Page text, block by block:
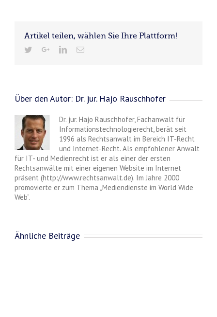
Artikel teilen, wählen Sie Ihre Plattform!
Über den Autor: Dr. jur. Hajo Rauschhofer
Dr. jur. Hajo Rauschhofer, Fachanwalt für
Informationstechnologierecht, berät seit
1996 als Rechtsanwalt im Bereich IT-Recht
und Internet-Recht. Als empfohlener Anwalt
für IT- und Medienrecht ist er als einer der ersten
Rechtsanwälte mit einer eigenen Website im Internet
präsent (http://www.rechtsanwalt.de). Im Jahre 2000
promovierte er zum Thema „Mediendienste im World Wide
Web“.
Ähnliche Beiträge